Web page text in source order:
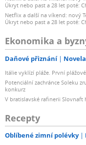
Úkryt nebo past a 28 let poté:
Netflix a další na víkend: nový
Úkryt nebo past a 28 let poté:
Ekonomika a
Daňové přiznání
Itálie vyklízí pláže. První
Potenciální zachránce Soleku
konkurz
V bratislavské rafinerii
Recepty
Oblíbené zimní polévky